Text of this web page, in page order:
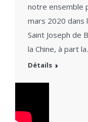
notre ensemble
mars 2020 dans
Saint Joseph de
la Chine, à part
Détails